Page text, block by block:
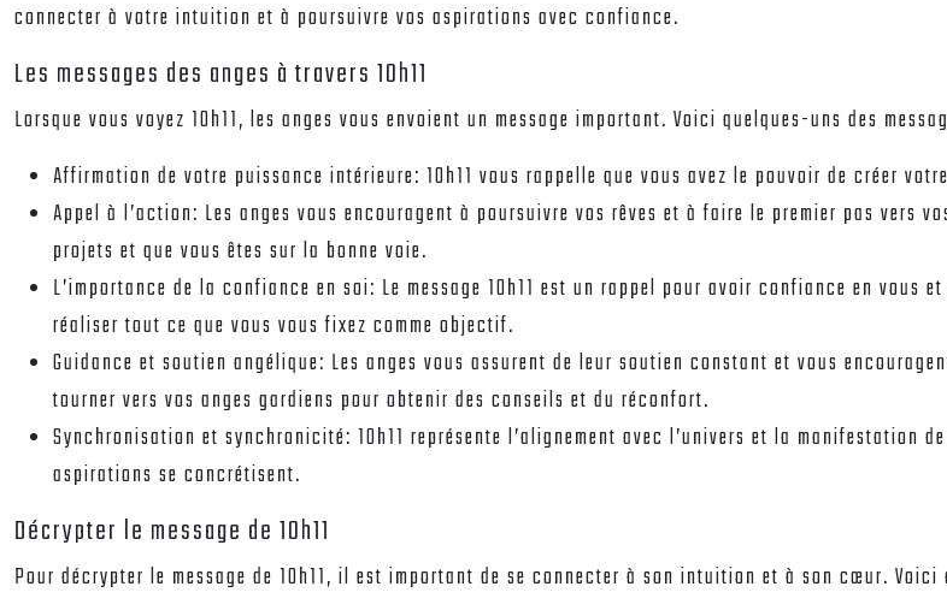
connecter à votre intuition et à poursuivre vos aspirations avec confiance.
Les messages des anges à travers 10h11
Lorsque vous voyez 10h11, les anges vous envoient un message important. Voici quelques-uns des
Affirmation de votre puissance intérieure: 10h11 vous rappelle que vous avez le pouvoir de créer
Appel à l’action: Les anges vous encouragent à poursuivre vos rêves et à faire le premier pas vers
projets et que vous êtes sur la bonne voie.
L’importance de la confiance en soi: Le message 10h11 est un rappel pour avoir confiance en vous
réaliser tout ce que vous vous fixez comme objectif.
Guidance et soutien angélique: Les anges vous assurent de leur soutien constant et vous
tourner vers vos anges gardiens pour obtenir des conseils et du réconfort.
Synchronisation et synchronicité: 10h11 représente l’alignement avec l’univers et la manifestation
aspirations se concrétisent.
Décrypter le message de 10h11
Pour décrypter le message de 10h11, il est important de se connecter à son intuition et à son cœur.